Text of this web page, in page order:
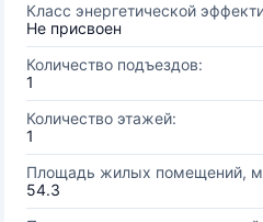
Класс энергетической
Не присвоен
Количество подъездов:
1
Количество этажей:
1
Площадь жилых помещений,
54.3